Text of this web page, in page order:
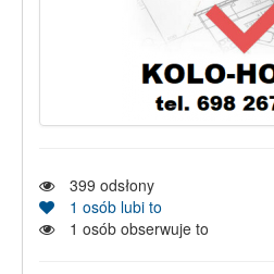
399 odsłony
1 osób lubi to
1 osób obserwuje to